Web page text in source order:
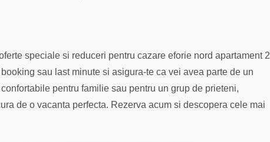
speciale si reduceri pentru cazare eforie nord apartament 2
sau last minute si asigura-te ca vei avea parte de un
pentru familie sau pentru un grup de prieteni,
de o vacanta perfecta. Rezerva acum si descopera cele mai